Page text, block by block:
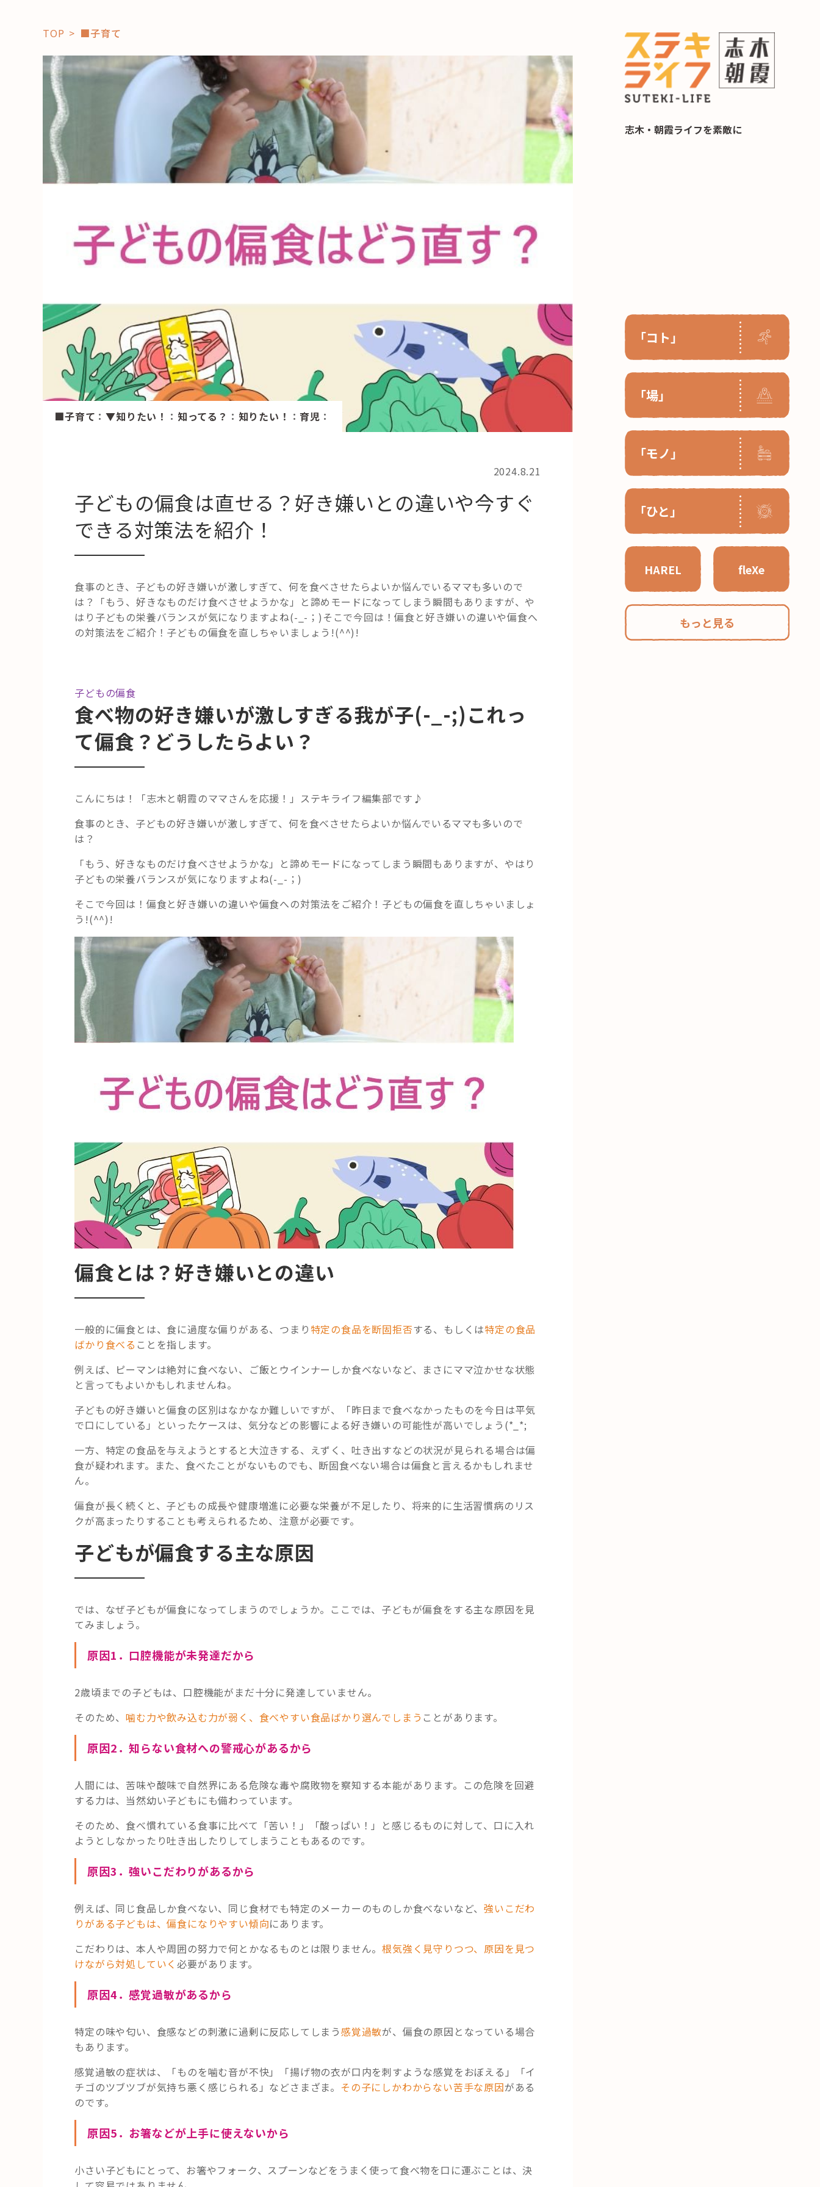
志木・朝霞ライフを素敵に
「コト」
「場」
「モノ」
「ひと」
HAREL fleXe
もっと見る
「コト」
暮らし
おすすめ
学び・教育
「場」
HAREL
「モノ」
fleXe リノベ事例
「ひと」
これからの暮らし 住み替え相談
TOP ■子育て
■子育て ：▼知りたい！ ： 知ってる？ ： 知りたい！ ：育児 ：
2024.8.21
子どもの偏食は直せる？好き嫌いとの違いや今すぐ
できる対策法を紹介！
食事のとき、子どもの好き嫌いが激しすぎて、何を食べさせたらよいか悩んでいるママも多いので
は？「もう、好きなものだけ食べさせようかな」と諦めモードになってしまう瞬間もありますが、や
はり子どもの栄養バランスが気になりますよね(-_-；)そこで今回は！偏食と好き嫌いの違いや偏食へ
の対策法をご紹介！子どもの偏食を直しちゃいましょう!(^^)!
子どもの偏食
食べ物の好き嫌いが激しすぎる我が子(-_-;)これっ
て偏食？どうしたらよい？
こんにちは！「志木と朝霞のママさんを応援！」ステキライフ編集部です♪
食事のとき、子どもの好き嫌いが激しすぎて、何を食べさせたらよいか悩んでいるママも多いので
は？
「もう、好きなものだけ食べさせようかな」と諦めモードになってしまう瞬間もありますが、やはり
子どもの栄養バランスが気になりますよね(-_-；)
そこで今回は！偏食と好き嫌いの違いや偏食への対策法をご紹介！子どもの偏食を直しちゃいましょ
う!(^^)!
偏食とは？好き嫌いとの違い
一般的に偏食とは、食に過度な偏りがある、つまり 特定の食品を断固拒否する、もしくは特定の食品
ばかり食べる ことを指します。
例えば、ピーマンは絶対に食べない、ご飯とウインナーしか食べないなど、まさにママ泣かせな状態
と言ってもよいかもしれませんね。
子どもの好き嫌いと偏食の区別はなかなか難しいですが、「昨日まで食べなかったものを今日は平気
で口にしている」といったケースは、気分などの影響による好き嫌いの可能性が高いでしょう(*_*;
一方、特定の食品を与えようとすると大泣きする、えずく、吐き出すなどの状況が見られる場合は偏
食が疑われます。また、食べたことがないものでも、断固食べない場合は偏食と言えるかもしれませ
ん。
偏食が長く続くと、子どもの成長や健康増進に必要な栄養が不足したり、将来的に生活習慣病のリス
クが高まったりすることも考えられるため、注意が必要です。
子どもが偏食する主な原因
では、なぜ子どもが偏食になってしまうのでしょうか。ここでは、子どもが偏食をする主な原因を見
てみましょう。
原因1．口腔機能が未発達だから
2歳頃までの子どもは、口腔機能がまだ十分に発達していません。
そのため、噛む力や飲み込む力が弱く、食べやすい食品ばかり選んでしまう ことがあります。
原因2．知らない食材への警戒心があるから
人間には、苦味や酸味で自然界にある危険な毒や腐敗物を察知する本能があります。この危険を回避
する力は、当然幼い子どもにも備わっています。
そのため、食べ慣れている食事に比べて「苦い！」「酸っぱい！」と感じるものに対して、口に入れ
ようとしなかったり吐き出したりしてしまうこともあるのです。
原因3．強いこだわりがあるから
例えば、同じ食品しか食べない、同じ食材でも特定のメーカーのものしか食べないなど、強いこだわ
りがある子どもは、偏食になりやすい傾向にあります。
こだわりは、本人や周囲の努力で何とかなるものとは限りません。根気強く見守りつつ、原因を見つ
けながら対処していく必要があります。
原因4．感覚過敏があるから
特定の味や匂い、食感などの刺激に過剰に反応してしまう感覚過敏が、偏食の原因となっている場合
もあります。
感覚過敏の症状は、「ものを噛む音が不快」「揚げ物の衣が口内を刺すような感覚をおぼえる」「イ
チゴのツブツブが気持ち悪く感じられる」などさまざま。 その子にしかわからない苦手な原因がある
のです。
原因5．お箸などが上手に使えないから
小さい子どもにとって、お箸やフォーク、スプーンなどをうまく使って食べ物を口に運ぶことは、決